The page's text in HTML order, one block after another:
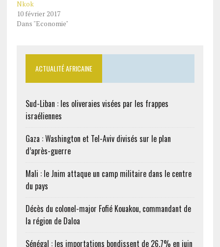
Nkok
10 février 2017
Dans "Economie"
ACTUALITÉ AFRICAINE
Sud-Liban : les oliveraies visées par les frappes
israéliennes
Gaza : Washington et Tel-Aviv divisés sur le plan
d’après-guerre
Mali : le Jnim attaque un camp militaire dans le centre
du pays
Décès du colonel-major Fofié Kouakou, commandant de
la région de Daloa
Sénégal : les importations bondissent de 26,7% en juin